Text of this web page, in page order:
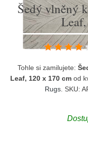
Šedý vlněný
Tohle si zamilujete:
Leaf, 120 x 170 cmod
Rugs . SKU: